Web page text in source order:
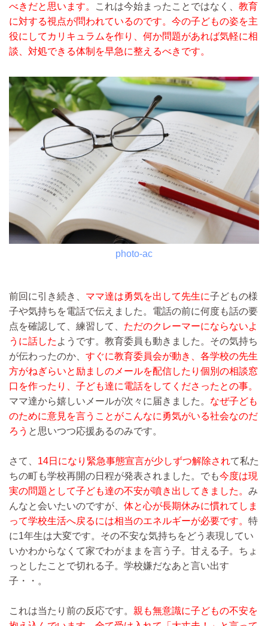
べきだと思います。
これは今始まったことではなく、 教育
に対する視点が問われているのです。今の子どもの姿を主
役にしてカリキュラムを作り、何か問題があれば気軽に相
談、対処できる体制を早急に整えるべきです。
photo-ac
前回に引き続き、 ママ達は勇気を出して先生に子どもの様
子や気持ちを電話で伝えました。電話の前に何度も話の要
点を確認して、練習して、 ただのクレーマーにならないよ
うに話した ようです。教育委員も動きました。その気持ち
が伝わったのか、 すぐに教育委員会が動き、各学校の先生
方がねぎらいと励ましのメールを配信したり個別の相談窓
口を作ったり、子ども達に電話をしてくださったとの事。
ママ達から嬉しいメールが次々に届きました。 なぜ子ども
のために意見を言うことがこんなに勇気がいる社会なのだ
ろう と思いつつ応援あるのみです。
さて、 14日になり緊急事態宣言が少しずつ解除されて私た
ちの町も学校再開の日程が発表されました。でも今度は現
実の問題として子ども達の不安が噴き出してきました。 み
んなと会いたいのですが、 体と心が長期休みに慣れてしま
って学校生活へ戻るには相当のエネルギーが必要です。 特
に1年生は大変です。その不安な気持ちをどう表現してい
いかわからなくて家でわがままを言う子。甘える子。ちょ
っとしたことで切れる子。学校嫌だなあと言い出す
子・・。
これは当たり前の反応です。 親も無意識に子どもの不安を